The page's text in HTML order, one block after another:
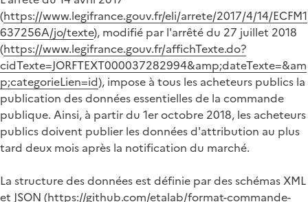
(https://www.legifrance.gouv.fr/eli/arrete/2017/4/14/ECFM1
637256A/jo/texte), modifié par l'arrêté du 27 juillet 2018
(https://www.legifrance.gouv.fr/affichTexte.do?
cidTexte=JORFTEXT000037282994&amp;dateTexte=&am
p;categorieLien=id), impose à tous les acheteurs publics la
publication des données essentielles de la commande
publique. Ainsi, à partir du 1er octobre 2018, les acheteurs
publics doivent publier les données d'attribution au plus
tard deux mois après la notification du marché.
La structure des données est définie par des schémas XML
et JSON (https://github.com/etalab/format-commande-